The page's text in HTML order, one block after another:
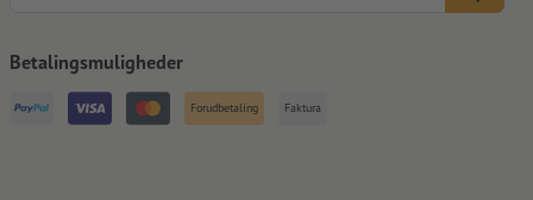
Betalingsmuligheder
Forudbetaling Faktura